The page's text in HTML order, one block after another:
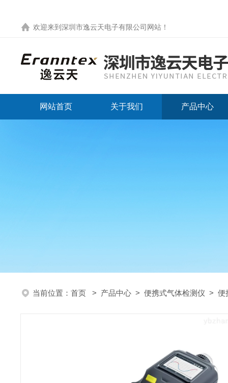
欢迎来到 深圳市逸云天电子有限公司网站 ！
网站首页 关于我们 产品中心
当前位置： 首页 > 产品中心 > 便携式气体检测仪 > 便